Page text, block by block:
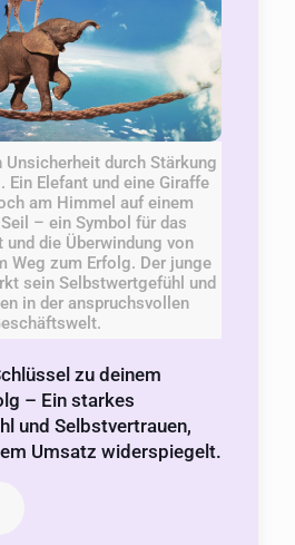
Unsicherheit durch Stärkung
Ein Elefant und eine Giraffe
am Himmel auf einem
– ein Symbol für das
und die Überwindung von
Weg zum Erfolg. Der junge
sein Selbstwertgefühl und
in der anspruchsvollen
zu deinem
– Ein starkes
und Selbstvertrauen,
Umsatz widerspiegelt.